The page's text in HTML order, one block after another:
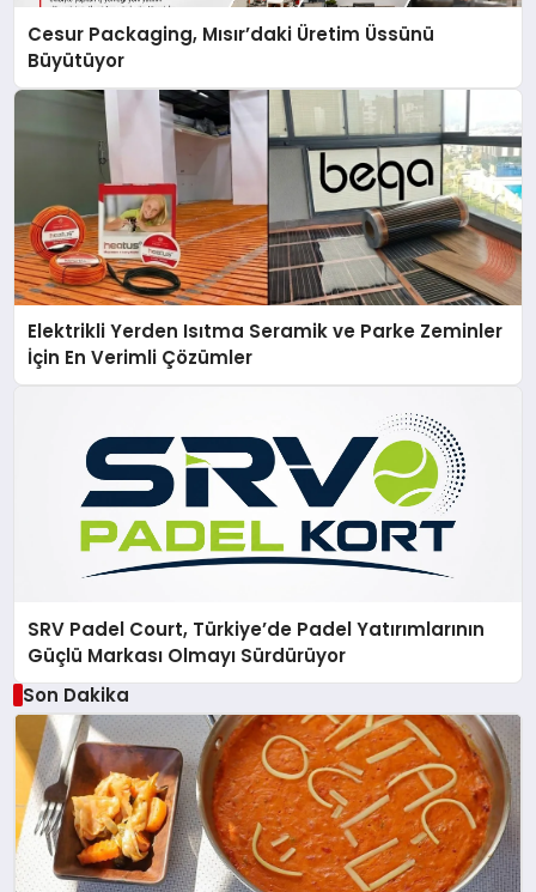
Cesur Packaging, Mısır’daki Üretim Üssünü
Büyütüyor
Elektrikli Yerden Isıtma Seramik ve Parke Zeminler
İçin En Verimli Çözümler
SRV Padel Court, Türkiye’de Padel Yatırımlarının
Güçlü Markası Olmayı Sürdürüyor
Son Dakika